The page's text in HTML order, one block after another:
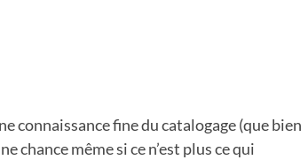
connaissance fine du catalogage (que bien
chance même si ce n’est plus ce qui